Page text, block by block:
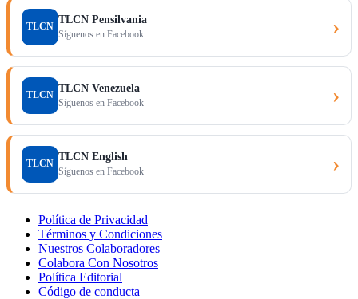
TLCN
TLCN Pensilvania
Síguenos en Facebook ›
TLCN
TLCN Venezuela
Síguenos en Facebook ›
TLCN
TLCN English
Síguenos en Facebook ›
Política de Privacidad
Términos y Condiciones
Nuestros Colaboradores
Colabora Con Nosotros
Política Editorial
Código de conducta